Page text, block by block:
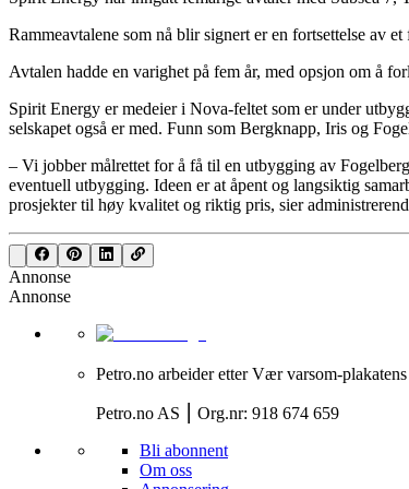
Rammeavtalene som nå blir signert er en fortsettelse av
Avtalen hadde en varighet på fem år, med opsjon om å
Spirit Energy er medeier i Nova-feltet som er under
selskapet også er med. Funn som Bergknapp, Iris og
– Vi jobber målrettet for å få til en utbygging av
eventuell utbygging. Ideen er at åpent og langsiktig
prosjekter til høy kvalitet og riktig pris, sier
Annonse
Annonse
Petro.no arbeider etter Vær varsom-
Petro.no AS ⎮ Org.nr: 918 674 659
Bli abonnent
Om oss